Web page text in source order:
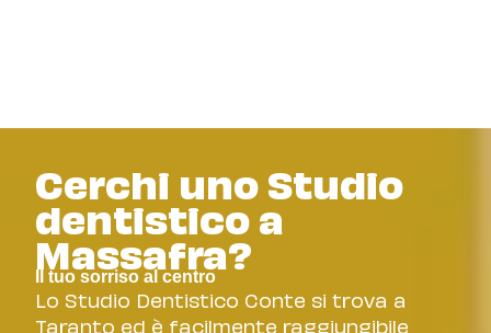
Cerchi uno Studio
dentistico a
Massafra?
Il tuo sorriso al centro
Lo Studio Dentistico Conte si trova a
Taranto ed è facilmente raggiungibile